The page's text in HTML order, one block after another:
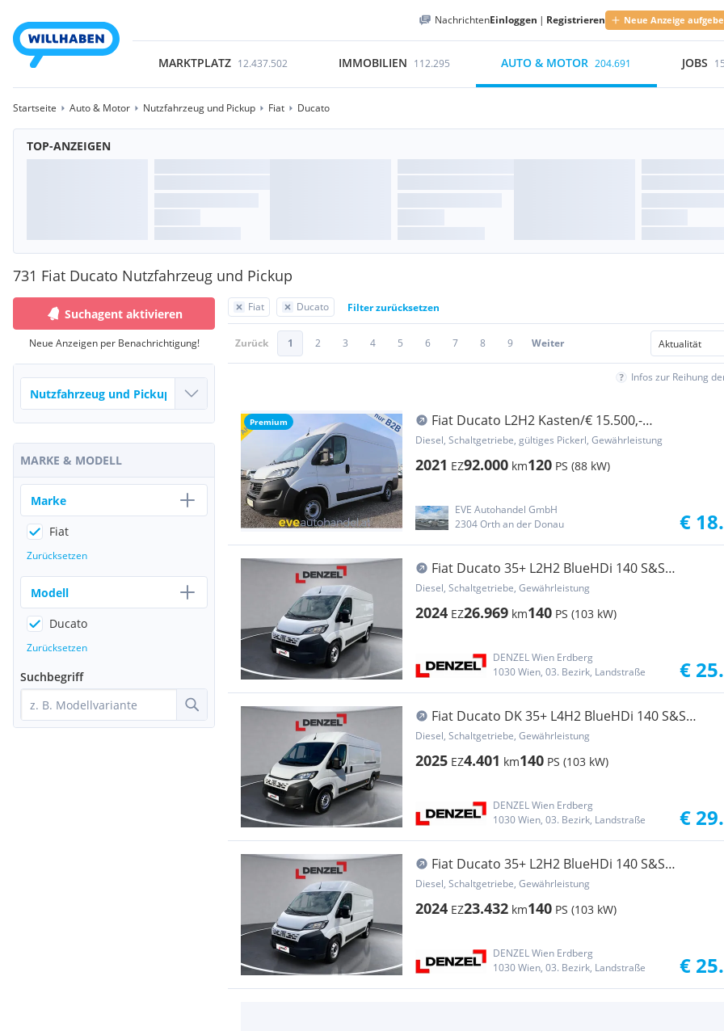
NachrichtenEinloggen | Registrieren Neue Anzeige
MARKTPLATZ 12.437.502 IMMOBILIEN 112.295 AUTO & MOTOR 204.691 JOBS
Startseite Auto & Motor Nutzfahrzeug und Pickup Fiat Ducato
TOP-ANZEIGEN
731 Fiat Ducato Nutzfahrzeug und Pickup
Fiat Ducato Filter zurücksetzen
Zurück 1 2 3 4 5 6 7 8 9 Weiter
Infos zur Reihung
Premium
Fiat Ducato L2H2 Kasten/€ 15.500,-
netto/KAMERA NAVI Transporter / Kastenwagen
Diesel, Schaltgetriebe, gültiges Pickerl, Gewährleistung
2021 EZ92.000 km120 PS (88 kW)
EVE Autohandel GmbH
2304 Orth an der Donau
€
Fiat Ducato 35+ L2H2 BlueHDi 140 S&S
Transporter / Kastenwagen
Diesel, Schaltgetriebe, Gewährleistung
2024 EZ26.969 km140 PS (103 kW)
DENZEL Wien Erdberg
1030 Wien, 03. Bezirk, Landstraße
€
Fiat Ducato DK 35+ L4H2 BlueHDi 140 S&S
Transporter / Kastenwagen
Diesel, Schaltgetriebe, Gewährleistung
2025 EZ4.401 km140 PS (103 kW)
DENZEL Wien Erdberg
1030 Wien, 03. Bezirk, Landstraße
€
Fiat Ducato 35+ L2H2 BlueHDi 140 S&S
Transporter / Kastenwagen
Diesel, Schaltgetriebe, Gewährleistung
2024 EZ23.432 km140 PS (103 kW)
DENZEL Wien Erdberg
1030 Wien, 03. Bezirk, Landstraße
€
Suchagent aktivieren
Neue Anzeigen per Benachrichtigung!
MARKE & MODELL
Marke
Fiat
Zurücksetzen
Modell
Ducato
Zurücksetzen
Suchbegriff